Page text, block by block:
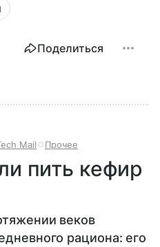
Поделиться
Mail Прочее
пить кефир
веков
рациона: его